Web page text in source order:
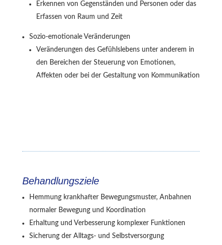
Erkennen von Gegenständen und Personen oder das
Erfassen von Raum und Zeit
Sozio-emotionale Veränderungen
Veränderungen des Gefühlslebens unter anderem in
den Bereichen der Steuerung von Emotionen,
Affekten oder bei der Gestaltung von Kommunikation
Behandlungsziele
Hemmung krankhafter Bewegungsmuster, Anbahnen
normaler Bewegung und Koordination
Erhaltung und Verbesserung komplexer Funktionen
Sicherung der Alltags- und Selbstversorgung